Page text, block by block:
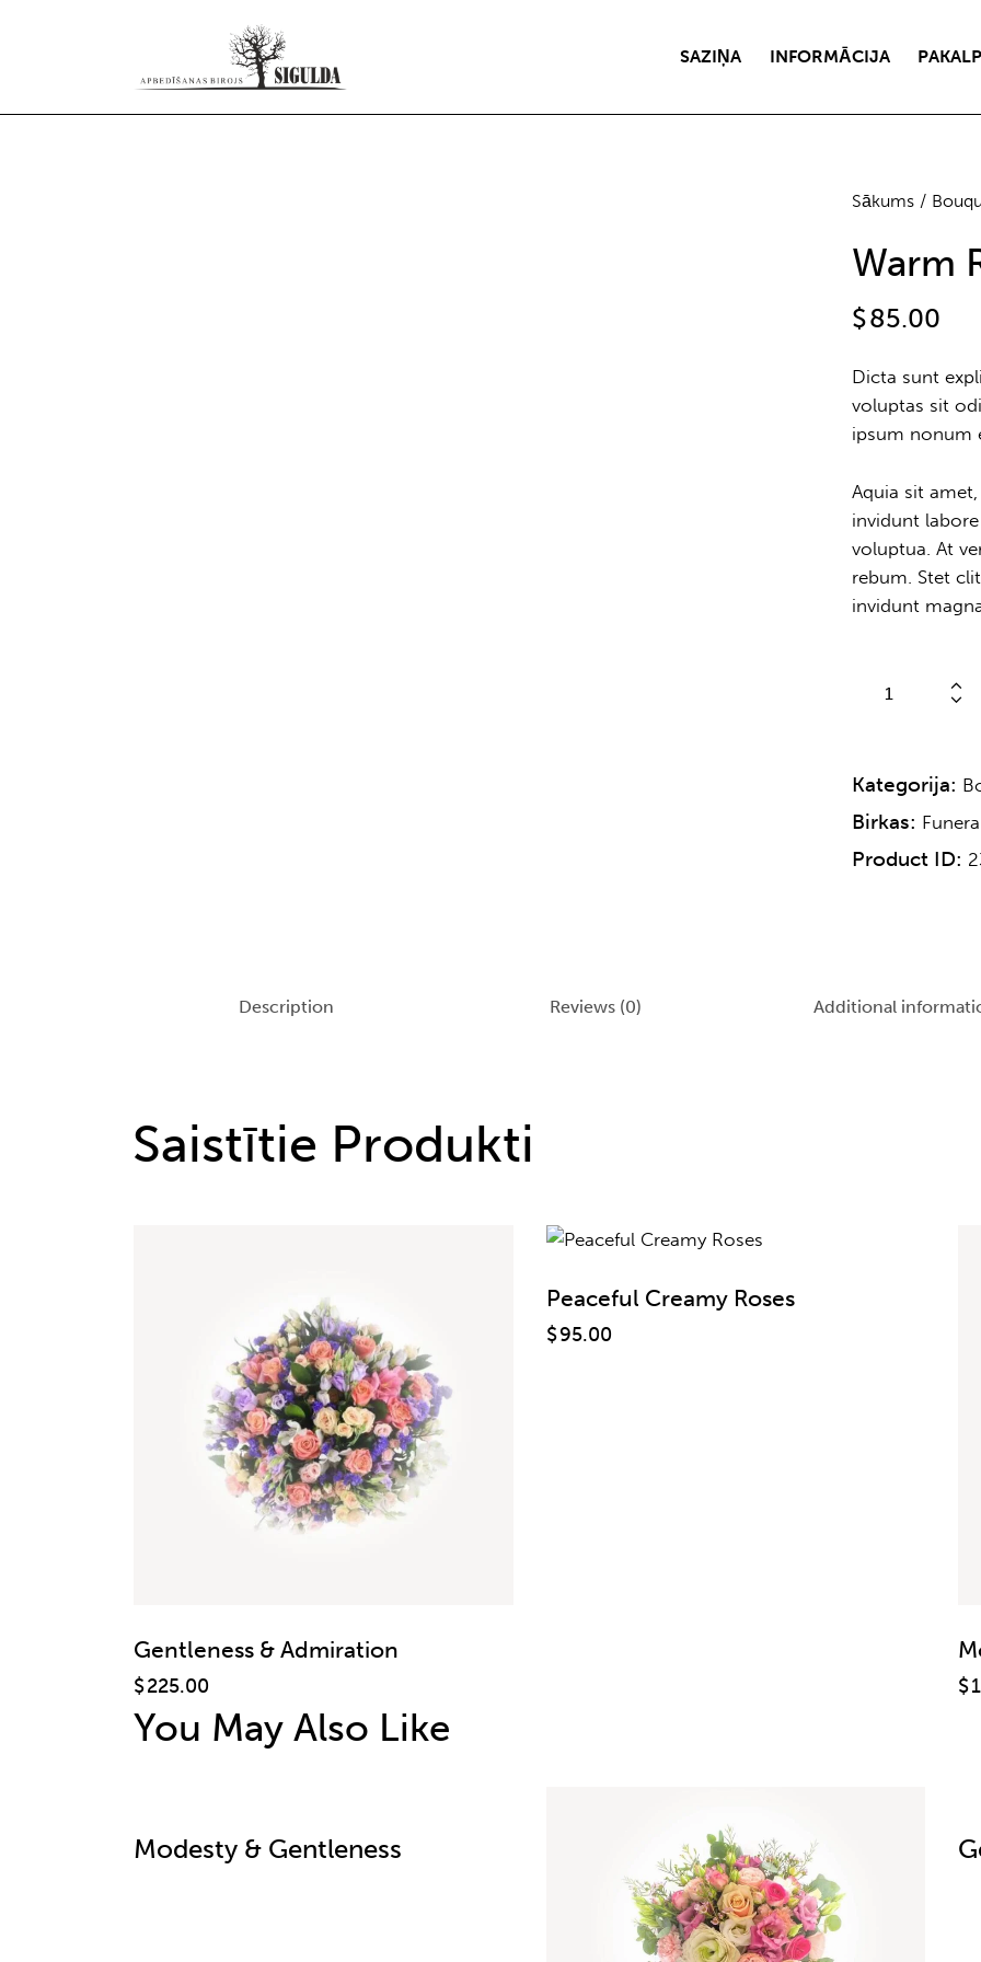
SAZIŅA INFORMĀCIJA
Sākums
Warm
$85.00
Dicta sunt
voluptas sit
ipsum nonum
Aquia sit
invidunt
voluptua. At
rebum. Stet
invidunt
Kategorija:
Birkas:
Product ID:
Description Reviews (0) Additional
Saistītie Produkti
Gentleness & Admiration
$225.00
Peaceful Creamy Roses
$95.00
$
You May Also Like
Modesty & Gentleness